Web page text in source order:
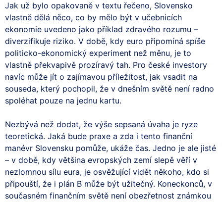
Jak už bylo opakovaně v textu řečeno, Slovensko
vlastně dělá něco, co by mělo být v učebnicích
ekonomie uvedeno jako příklad zdravého rozumu –
diverzifikuje riziko. V době, kdy euro připomíná spíše
politicko-ekonomický experiment než měnu, je to
vlastně překvapivě prozíravý tah. Pro české investory
navíc může jít o zajímavou příležitost, jak vsadit na
souseda, který pochopil, že v dnešním světě není radno
spoléhat pouze na jednu kartu.
Nezbývá než dodat, že výše sepsaná úvaha je ryze
teoretická. Jaká bude praxe a zda i tento finanční
manévr Slovensku pomůže, ukáže čas. Jedno je ale jisté
– v době, kdy většina evropských zemí slepě věří v
nezlomnou sílu eura, je osvěžující vidět někoho, kdo si
připouští, že i plán B může být užitečný. Koneckonců, v
současném finančním světě není obezřetnost známkou